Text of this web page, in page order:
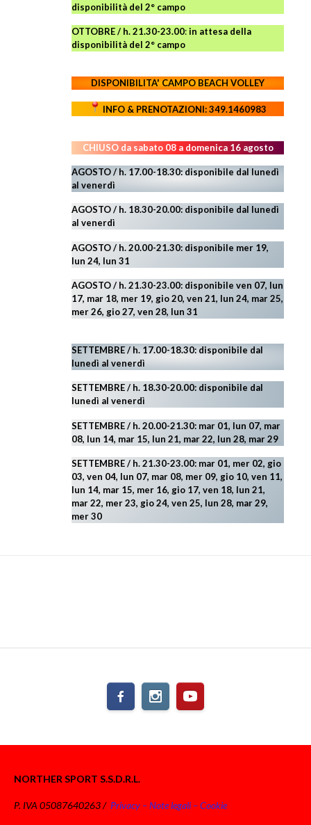
disponibilità del 2° campo
OTTOBRE / h. 21.30-23.00:in attesa della
disponibilità del 2° campo
DISPONIBILITA' CAMPOBEACH VOLLEY
INFO & PRENOTAZIONI: 349.1460983
CHIUSO da sabato 08 a domenica 16 agosto
AGOSTO / h. 17.00-18.30: disponibile dal lunedì
al venerdì
AGOSTO/ h. 18.30-20.00: disponibile dal lunedì
al venerdì
AGOSTO / h. 20.00-21.30: disponibile mer 19,
lun 24, lun 31
AGOSTO/ h. 21.30-23.00: disponibile ven 07, lun
17, mar 18, mer 19, gio 20, ven 21, lun 24, mar 25,
mer 26, gio 27, ven 28, lun 31
SETTEMBRE / h. 17.00-18.30: disponibile dal
lunedì al venerdì
SETTEMBRE / h. 18.30-20.00: disponibile dal
lunedì al venerdì
SETTEMBRE / h. 20.00-21.30: mar 01, lun 07, mar
08, lun 14, mar 15, lun 21, mar 22, lun 28, mar 29
SETTEMBRE / h. 21.30-23.00: mar 01, mer 02, gio
03, ven 04, lun 07, mar 08, mer 09, gio 10, ven 11,
lun 14, mar 15, mer 16, gio 17, ven 18, lun 21,
mar 22, mer 23, gio 24, ven 25, lun 28, mar 29,
mer 30
NORTHER SPORT S.S.D.R.L.
P. IVA 05087640263 / Privacy – Note legali – Cookie